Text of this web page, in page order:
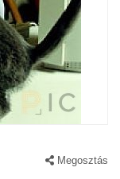
Megosztás